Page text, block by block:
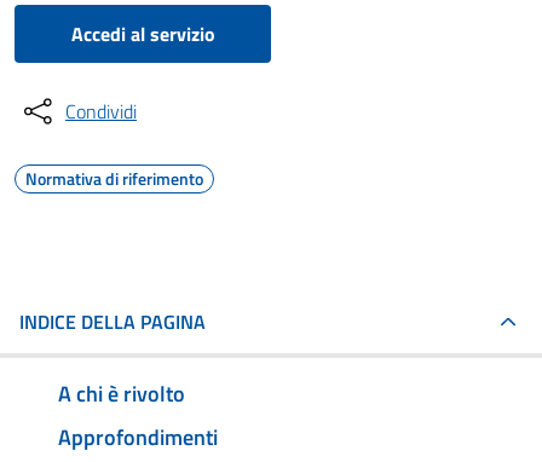
Accedi al servizio
Condividi
Normativa di riferimento
INDICE DELLA PAGINA
A chi è rivolto
Approfondimenti